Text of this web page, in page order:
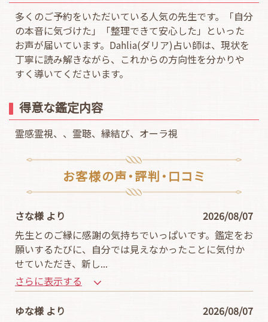
多くのご予約をいただいている人気の先生です。「自分
の本音に気づけた」「整理できて安心した」といった
お声が届いています。Dahlia(ダリア)占い師は、現状を
丁寧に読み解きながら、これからの方向性を分かりや
すく導いてくださいます。
得意な鑑定内容
霊感霊視、、霊聴、縁結び、オーラ視
お客様の声・評判・口コミ
さな様 より
2026/08/07
先生とのご縁に感謝の気持ちでいっぱいです。鑑定をお
願いするたびに、自分では見えなかったことに気付か
せていただき、新し...
さらに表示する
ゆな様 より
2026/08/07